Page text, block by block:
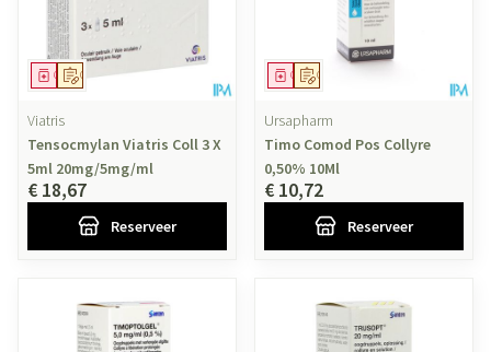
Op voorschrift
Geneesmiddel
Viatris
Tensocmylan Viatris Coll 3 X
5ml 20mg/5mg/ml
€ 18,67
Reserveer
Op voorschrift
Geneesmiddel
Ursapharm
Timo Comod Pos Collyre
0,50% 10Ml
€ 10,72
Reserveer